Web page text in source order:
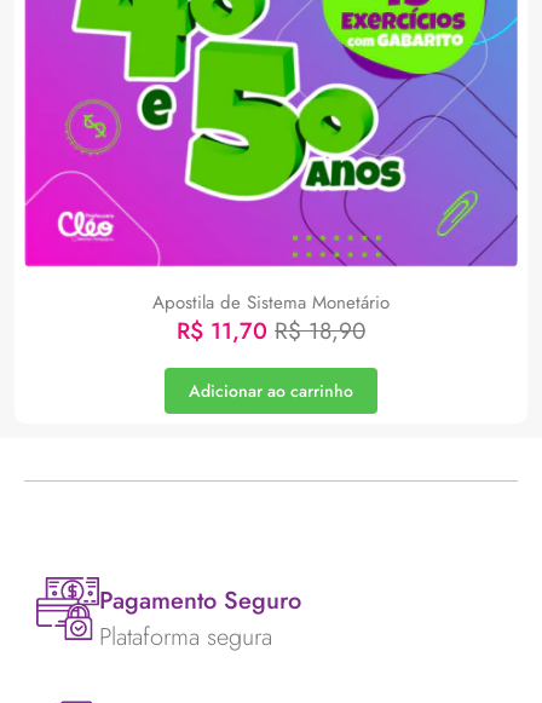
Apostila de Sistema Monetário
R$ 11,70 R$18,90
Adicionar ao carrinho
Pagamento Seguro
Plataforma segura